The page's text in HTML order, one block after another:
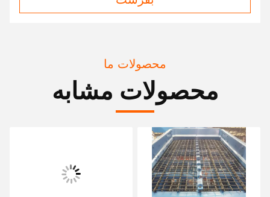
محصولات ما
محصولات مشابه